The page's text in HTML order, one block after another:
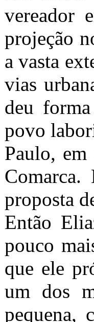
vereador
projeção
a vasta
vias
deu
povo
Paulo,
proposta
Então
pouco
que ele
um dos
pequena,